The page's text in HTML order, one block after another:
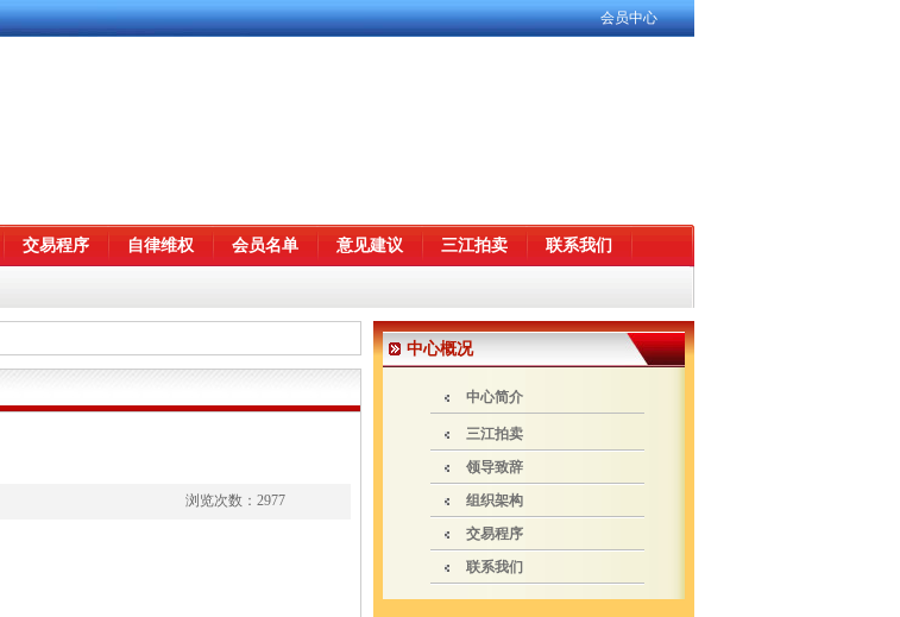
会员中心
交易程序 自律维权 会员名单 意见建议 三江拍卖 联系我们
中心概况
中心简介
三江拍卖
领导致辞
组织架构
交易程序
联系我们
浏览次数： 2977